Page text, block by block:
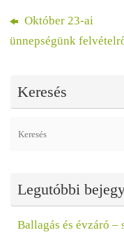
Október 23-ai
ünnepségünk
Keresés
Legutóbbi
Ballagás és évzáró